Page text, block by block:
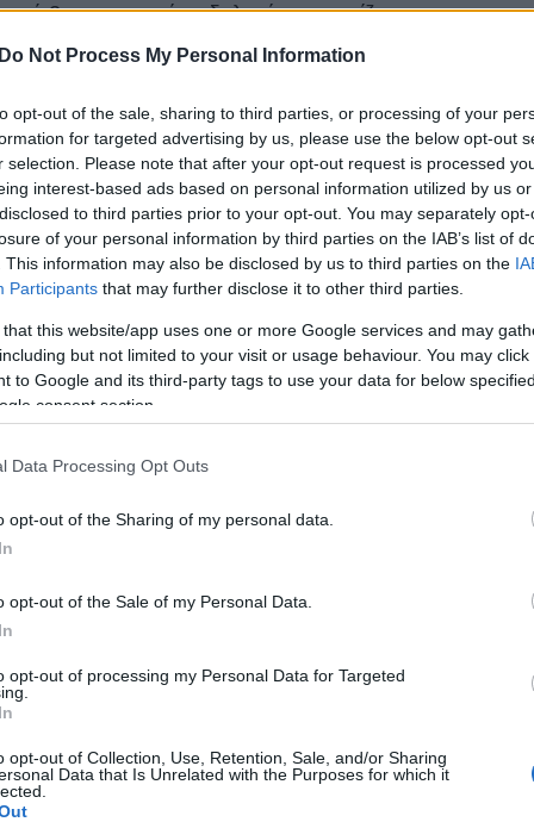
Do Not Process My Personal Information
opt-out of the sale, sharing to third parties, or processing of your
for targeted advertising by us, please use the below opt-out
selection. Please note that after your opt-out request is processed
interest-based ads based on personal information utilized by us
to third parties prior to your opt-out. You may separately
of your personal information by third parties on the IAB’s list of
This information may also be disclosed by us to third parties on the
Participants that may further disclose it to other third parties.
that this website/app uses one or more Google services and may
but not limited to your visit or usage behaviour. You may
to Google and its third-party tags to use your data for below
consent section.
Data Processing Opt Outs
opt-out of the Sharing of my personal data.
opt-out of the Sale of my Personal Data.
opt-out of processing my Personal Data for Targeted
opt-out of Collection, Use, Retention, Sale, and/or Sharing
Data that Is Unrelated with the Purposes for which it
2 εκατομμυρίων δολαρίων, στηρίζοντας τις
Ahmaud Arbrery και της Breonna Taylor. Η δωρεά
εξόδων των οικογενειών του Arbrery και της Taylor,
μαύρων ιδιοκτητών, που πλήττονται από
Μάλιστα, σύμφωνα με εκπρόσωπο του West, ο
ενός σχεδίου, βάσει του οποίου θα καλυφθούν
δίδακτρα της 6χρονης κόρης του George Floyd,
Obama ωθεί τους Αμερικανούς να
«πραγματική αλλαγή» στη σκιά του θανάτου
George Floyd